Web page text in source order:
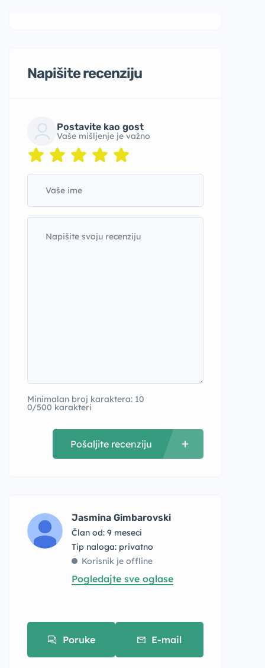
Napišite recenziju
Postavite kao gost
Vaše mišljenje je važno
Minimalan broj karaktera: 10
0/500 karakteri
Pošaljite recenziju
Jasmina Gimbarovski
Član od: 9 meseci
tip naloga: privatno
Korisnik je offline
Pogledajte sve oglase
Poruke E-mail